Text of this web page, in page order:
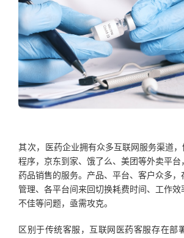
其次， 医药企业拥有众多互联网服务渠道，
程序，京东到家、饿了么、美团等外卖平台
药品销售的服务。 产品、平台、客户众多
管理、各平台间来回切换耗费时间、工作效
不佳等问题，亟需攻克。
区别于传统客服 ， 互联网医药客服存在部